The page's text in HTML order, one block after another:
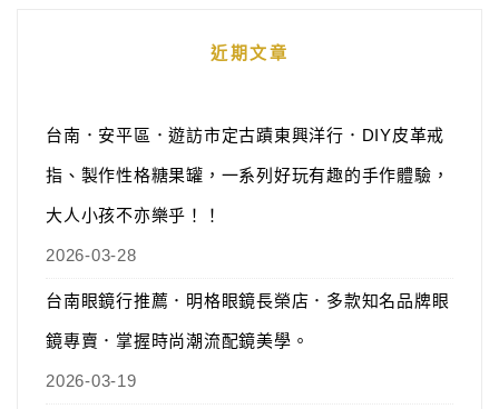
近期文章
台南．安平區．遊訪市定古蹟東興洋行．DIY皮革戒
指、製作性格糖果罐，一系列好玩有趣的手作體驗，
大人小孩不亦樂乎！！
2026-03-28
台南眼鏡行推薦．明格眼鏡長榮店．多款知名品牌眼
鏡專賣．掌握時尚潮流配鏡美學。
2026-03-19